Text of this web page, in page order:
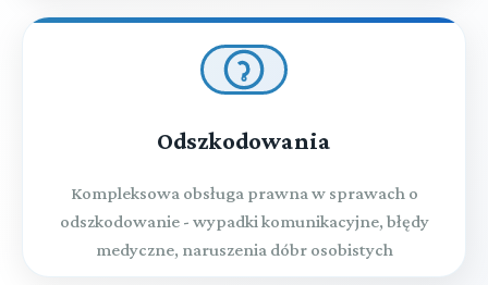
Odszkodowania
Kompleksowa obsługa prawna w sprawach o
odszkodowanie - wypadki komunikacyjne, błędy
medyczne, naruszenia dóbr osobistych